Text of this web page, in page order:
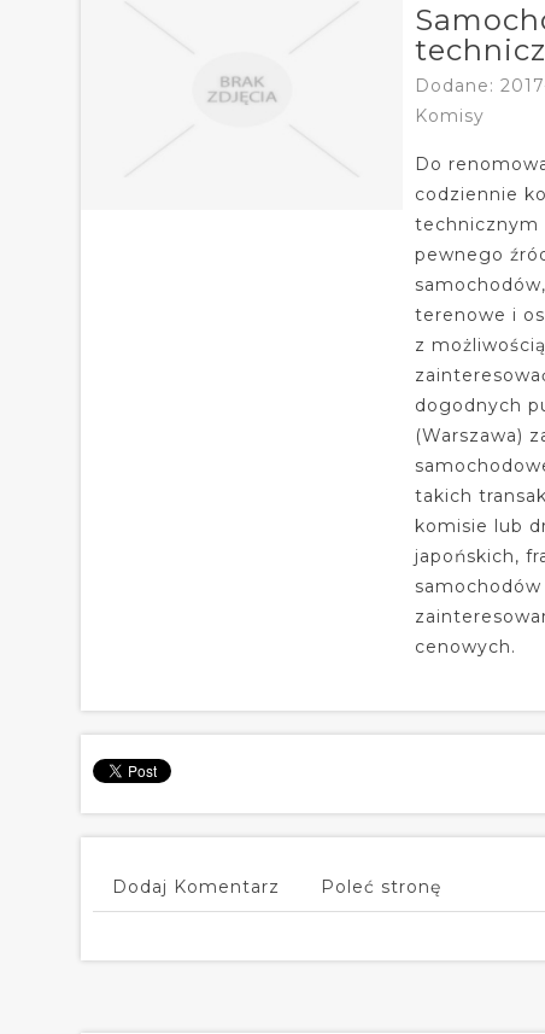
Dodane:
Komisy
Do
codziennie
technicznym
pewnego
terenowe i
z
dogodnych
(Warszawa)
takich
komisie lub
japońskich,
cenowych.
Dodaj Komentarz Poleć stronę